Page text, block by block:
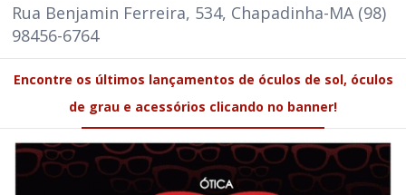
Rua Benjamin Ferreira, 534, Chapadinha-MA (98)
98456-6764
Encontre os últimos lançamentos de óculos de sol, óculos
de grau e acessórios clicando no banner!